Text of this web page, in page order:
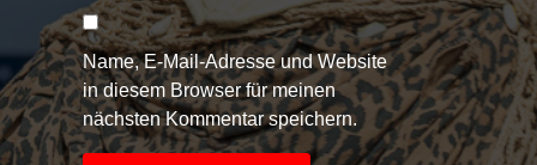
Name, E-Mail-Adresse und Website
in diesem Browser für meinen
nächsten Kommentar speichern.